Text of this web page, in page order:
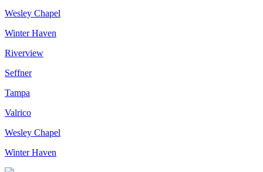
Wesley Chapel
Winter Haven
Riverview
Seffner
Tampa
Valrico
Wesley Chapel
Winter Haven